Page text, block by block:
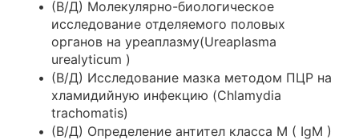
(В/Д) Молекулярно-биологическое
исследование отделяемого половых
органов на уреаплазму(Ureaplasma
urealyticum )
(В/Д) Исследование мазка методом ПЦР на
хламидийную инфекцию (Chlamydia
trachomatis)
(В/Д) Определение антител класса M ( IgM )